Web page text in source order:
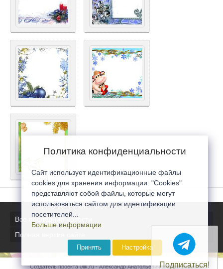
Все последние новости
Полная версия сайта
Создатель проекта 0lik.ru - Александр Анатольевич © 2007-2026
Подписаться!
Политика конфиденциальности
Сайт использует идентификационные файлы
cookies для хранения информации. "Cookies"
представляют собой файлы, которые могут
использоваться сайтом для идентификации
посетителей...
Больше информации
Принять Настройка